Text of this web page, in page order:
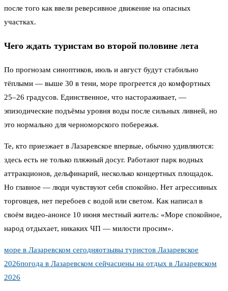
после того как ввели реверсивное движение на опасных
участках.
Чего ждать туристам во второй половине лета
По прогнозам синоптиков, июль и август будут стабильно
тёплыми — выше 30 в тени, море прогреется до комфортных
25–26 градусов. Единственное, что настораживает, —
эпизодические подъёмы уровня воды после сильных ливней, но
это нормально для черноморского побережья.
Те, кто приезжает в Лазаревское впервые, обычно удивляются:
здесь есть не только пляжный досуг. Работают парк водных
аттракционов, дельфинарий, несколько концертных площадок.
Но главное — люди чувствуют себя спокойно. Нет агрессивных
торговцев, нет перебоев с водой или светом. Как написал в
своём видео-анонсе 10 июня местный житель: «Море спокойное,
народ отдыхает, никаких ЧП — милости просим».
море в Лазаревском сегодняотзывы туристов Лазаревское
2026погода в Лазаревском сейчасцены на отдых в Лазаревском
2026